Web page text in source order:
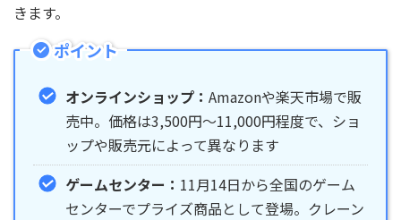
きます。
ポイント
オンラインショップ： Amazonや楽天市場で販
売中。価格は3,500円～11,000円程度で、ショ
ップや販売元によって異なります
ゲームセンター： 11月14日から全国のゲーム
センターでプライズ商品として登場。クレーン